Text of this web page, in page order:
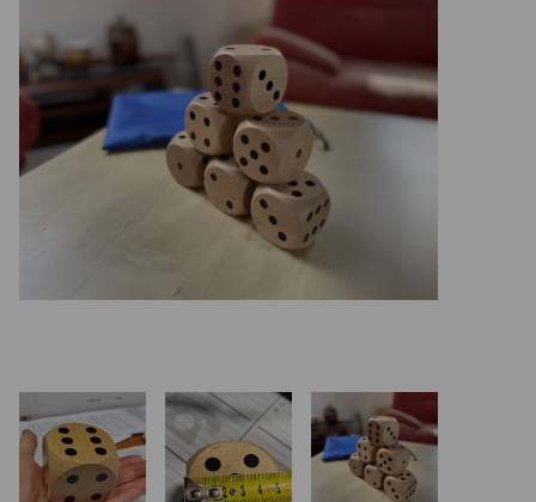
VŠETKO O NÁKUPE
REALIZÁCIE V ČR
KONTAKT